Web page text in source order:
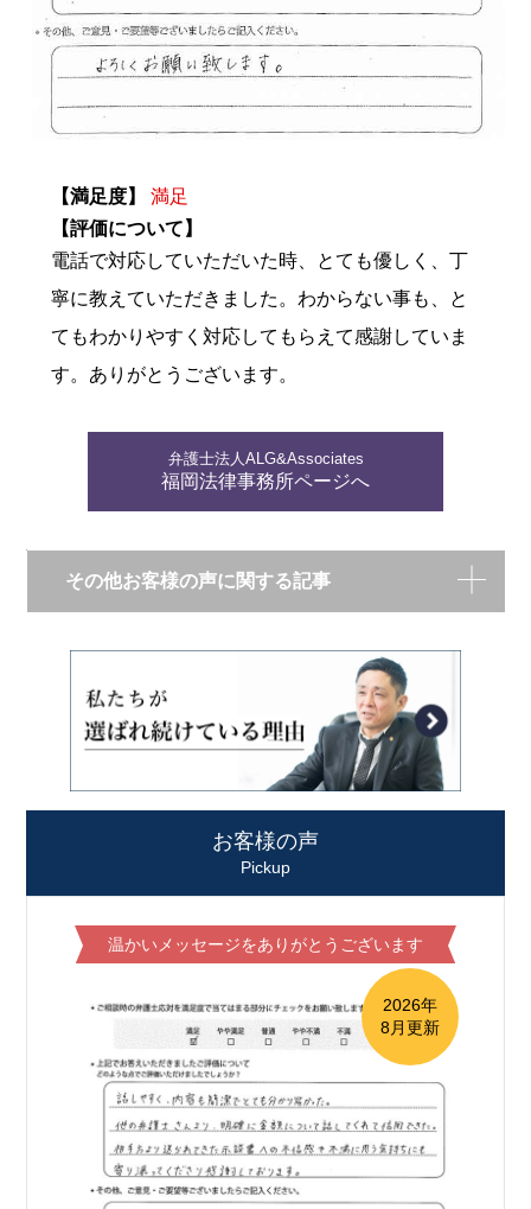
【満足度】
満足
【評価について】
電話で対応していただいた時、とても優しく、丁
寧に教えていただきました。わからない事も、と
てもわかりやすく対応してもらえて感謝していま
す。ありがとうございます。
弁護士法人ALG&Associates
福岡法律事務所ページへ
その他お客様の声に関する記事
お客様の声
Pickup
温かいメッセージをありがとうございます
2026年
8月更新